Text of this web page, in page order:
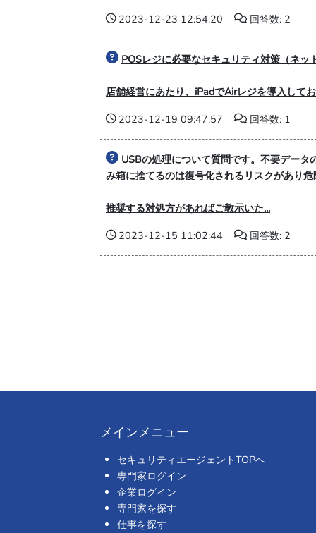
2023-12-23 12:54:20
回答数: 2
POSレジに必要なセキュリティ対策（ネ
店舗経営にあたり、iPadでAirレジを導入して
2023-12-19 09:47:57
回答数: 1
USBの処理について質問です。不要デー
み箱に捨てるのは復号化されるリスクがあり
推奨する対処方があればご教示いた...
2023-12-15 11:02:44
回答数: 2
メインメニュー
セキュリティエージェントTOPへ
専門家ログイン
企業ログイン
専門家を探す
仕事を探す